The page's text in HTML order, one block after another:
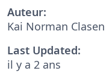
Auteur:
Kai Norman Clasen
Last Updated:
il y a 2 ans